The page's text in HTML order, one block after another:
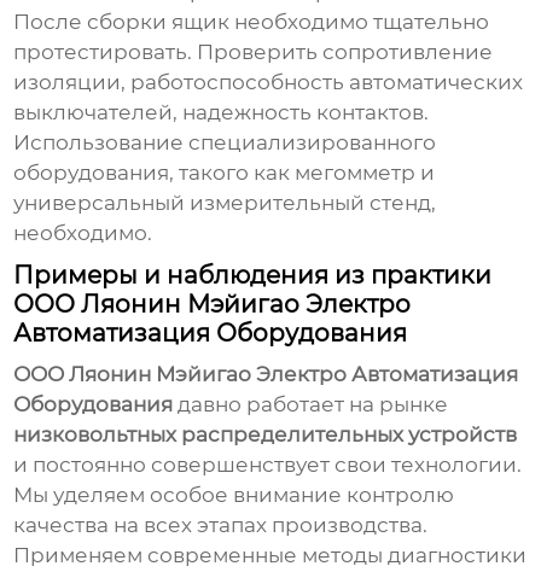
После сборки ящик необходимо тщательно
протестировать. Проверить сопротивление
изоляции, работоспособность автоматических
выключателей, надежность контактов.
Использование специализированного
оборудования, такого как мегомметр и
универсальный измерительный стенд,
необходимо.
Примеры и наблюдения из практики
ООО Ляонин Мэйигао Электро
Автоматизация Оборудования
ООО Ляонин Мэйигао Электро Автоматизация
Оборудования давно работает на рынке
низковольтных распределительных устройств
и постоянно совершенствует свои технологии.
Мы уделяем особое внимание контролю
качества на всех этапах производства.
Применяем современные методы диагностики